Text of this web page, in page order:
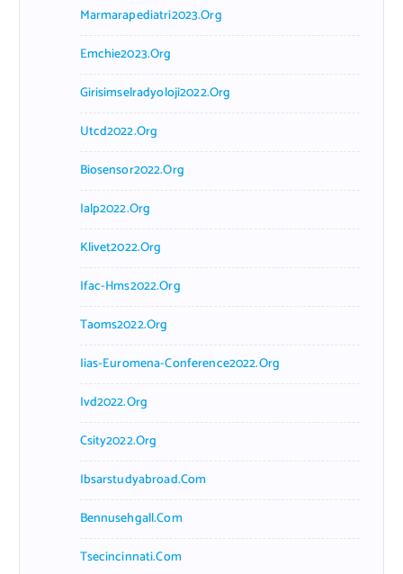
Marmarapediatri2023.org
Emchie2023.org
Girisimselradyoloji2022.org
Utcd2022.org
Biosensor2022.org
Ialp2022.org
Klivet2022.org
Ifac-Hms2022.org
Taoms2022.org
Iias-Euromena-Conference2022.org
Ivd2022.org
Csity2022.org
Ibsarstudyabroad.com
Bennusehgall.com
Tsecincinnati.com